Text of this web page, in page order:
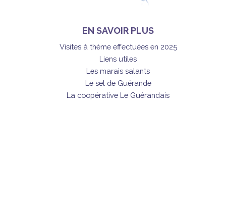
EN SAVOIR PLUS
Visites à thème effectuées en 2025
Liens utiles
Les marais salants
Le sel de Guérande
La coopérative Le Guérandais